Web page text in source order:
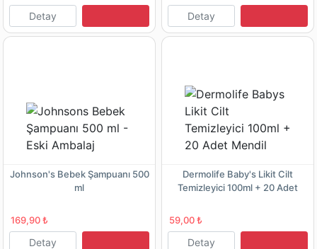
Detay Detay
Johnson's Bebek Şampuanı 500
ml
169,90 ₺
Detay
Dermolife Baby's Likit Cilt
Temizleyici 100ml + 20 Adet
59,00 ₺
Detay